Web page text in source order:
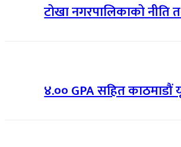
टोखा नगरपालिकाको नीति
४.०० GPA सहित